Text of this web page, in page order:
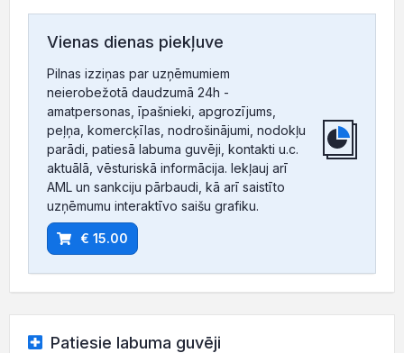
Vienas dienas piekļuve
Pilnas izziņas par uzņēmumiem
neierobežotā daudzumā 24h -
amatpersonas, īpašnieki, apgrozījums,
peļņa, komercķīlas, nodrošinājumi, nodokļu
parādi, patiesā labuma guvēji, kontakti u.c.
aktuālā, vēsturiskā informācija. Iekļauj arī
AML un sankciju pārbaudi, kā arī saistīto
uzņēmumu interaktīvo saišu grafiku.
€ 15.00
Patiesie labuma guvēji